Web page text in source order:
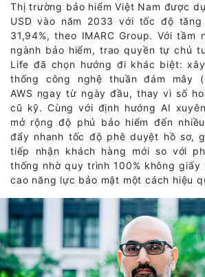
Thị trường bảo hiểm Việt Nam được
USD vào năm 2033 với tốc độ tăng
31,94%, theo IMARC Group. Với tầm
ngành bảo hiểm, trao quyền tự chủ
Life đã chọn hướng đi khác biệt:
thống công nghệ thuần đám mây
AWS ngay từ ngày đầu, thay vì số
cũ kỹ. Cùng với định hướng AI
mở rộng độ phủ bảo hiểm đến
đẩy nhanh tốc độ phê duyệt hồ sơ,
tiếp nhận khách hàng mới so với
thống nhờ quy trình 100% không giấy
cao năng lực bảo mật một cách hiệu